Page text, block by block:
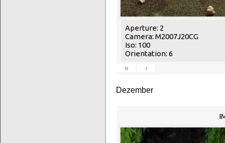
Aperture: 2
Camera: M2007J20CG
Iso: 100
Orientation: 6
«
‹
Dezember